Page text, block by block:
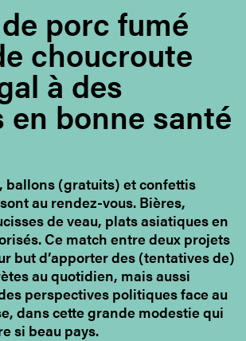
porc fumé
choucroute
à des
en bonne santé
ballons (gratuits) et confettis
au rendez-vous. Bières,
de veau, plats asiatiques en
Ce match entre deux projets
but d’apporter des (tentatives de)
au quotidien, mais aussi
perspectives politiques face au
dans cette grande modestie qui
si beau pays.